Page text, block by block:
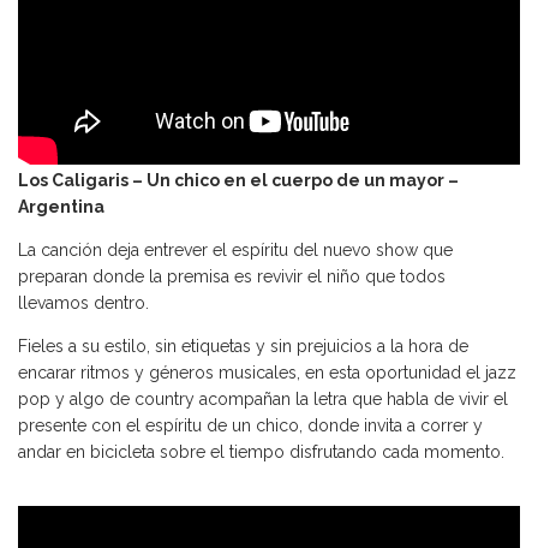
Los Caligaris – Un chico en el cuerpo de un mayor –
Argentina
La canción deja entrever el espíritu del nuevo show que
preparan donde la premisa es revivir el niño que todos
llevamos dentro.
Fieles a su estilo, sin etiquetas y sin prejuicios a la hora de
encarar ritmos y géneros musicales, en esta oportunidad el jazz
pop y algo de country acompañan la letra que habla de vivir el
presente con el espíritu de un chico, donde invita a correr y
andar en bicicleta sobre el tiempo disfrutando cada momento.